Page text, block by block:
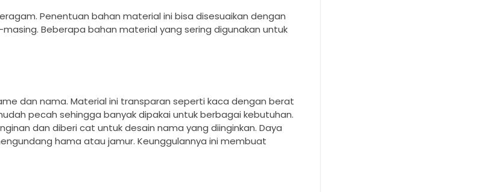
Penentuan bahan material ini bisa disesuaikan dengan
Beberapa bahan material yang sering digunakan untuk
dan nama. Material ini transparan seperti kaca dengan berat
pecah sehingga banyak dipakai untuk berbagai kebutuhan.
dan diberi cat untuk desain nama yang diinginkan. Daya
hama atau jamur. Keunggulannya ini membuat